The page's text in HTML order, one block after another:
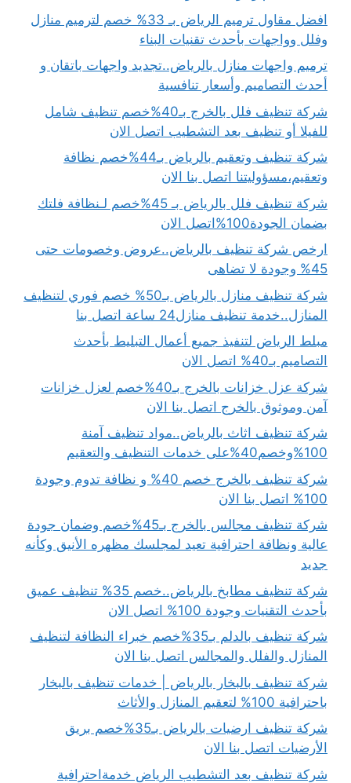
افضل مقاول ترميم الرياض بـ 33% خصم لترميم منازل
وفلل وواجهات بأحدث تقنيات البناء
ترميم واجهات منازل بالرياض..تجديد واجهات باتقان و
أحدث التصاميم وأسعار تنافسية
شركة تنظيف فلل بالخرج بـ40%خصم تنظيف شامل
للفيلا أو تنظيف بعد التشطيب اتصل الان
شركة تنظيف وتعقيم بالرياض بـ44%خصم نظافة
وتعقيم،مسؤوليتنا اتصل بنا الان
شركة تنظيف فلل بالرياض بـ 45%خصم لـنظافة فلتك
بضمان الجودة100%اتصل الان
ارخص شركة تنظيف بالرياض..عروض وخصومات حتى
45% وجودة لا تضاهى
شركة تنظيف منازل بالرياض بـ50% خصم فوري لتنظيف
المنازل..خدمة تنظيف منازل24 ساعة اتصل بنا
مبلط الرياض لتنفيذ جميع أعمال التبليط بأحدث
التصاميم بـ40% اتصل الان
شركة عزل خزانات بالخرج بـ40%خصم لعزل خزانات
آمن وموثوق بالخرج اتصل بنا الان
شركة تنظيف اثاث بالرياض..مواد تنظيف آمنة
100%وخصم40%على خدمات التنظيف والتعقيم
شركة تنظيف بالخرج خصم 40% و نظافة تدوم وجودة
100% اتصل بنا الان
شركة تنظيف مجالس بالخرج بـ45%خصم وضمان جودة
عالية ونظافة احترافية تعيد لمجلسك مظهره الأنيق وكأنه
جديد
شركة تنظيف مطابخ بالرياض..خصم 35% تنظيف عميق
بأحدث التقنيات وجودة 100% اتصل الان
شركة تنظيف بالدلم بـ35%خصم خبراء النظافة لتنظيف
المنازل والفلل والمجالس اتصل بنا الان
شركة تنظيف بالبخار بالرياض | خدمات تنظيف بالبخار
باحترافية 100% لتعقيم المنازل والأثاث
شركة تنظيف ارضيات بالرياض بـ35%خصم بريق
الأرضيات اتصل بنا الان
شركة تنظيف بعد التشطيب الرياض خدمةاحترافية